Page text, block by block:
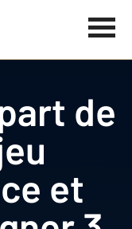
de
et